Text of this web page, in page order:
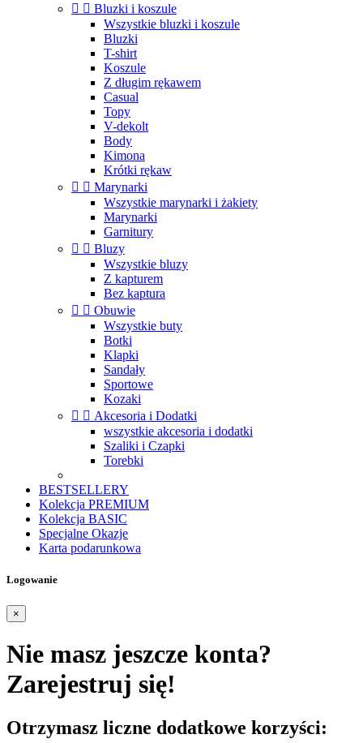
  Bluzki i koszule
Wszystkie bluzki i koszule
Bluzki
T-shirt
Koszule
Z długim rękawem
Casual
Topy
V-dekolt
Body
Kimona
Krótki rękaw
  Marynarki
Wszystkie marynarki i żakiety
Marynarki
Garnitury
  Bluzy
Wszystkie bluzy
Z kapturem
Bez kaptura
  Obuwie
Wszystkie buty
Botki
Klapki
Sandały
Sportowe
Kozaki
  Akcesoria i Dodatki
wszystkie akcesoria i dodatki
Szaliki i Czapki
Torebki
BESTSELLERY
Kolekcja PREMIUM
Kolekcja BASIC
Specjalne Okazje
Karta podarunkowa
Logowanie
×
Nie masz jeszcze konta?
Zarejestruj się!
Otrzymasz liczne dodatkowe korzyści: